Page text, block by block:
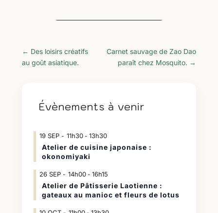
← Des loisirs créatifs
au goût asiatique.
Carnet sauvage de Zao Dao
paraît chez Mosquito. →
Évènements à venir
19 SEP 11h30- 13h30
Atelier de cuisine japonaise :
okonomiyaki
26 SEP 14h00- 16h15
Atelier de Pâtisserie Laotienne :
gateaux au manioc et fleurs de lotus